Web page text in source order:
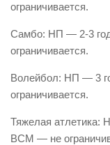
ограничивается.
Самбо: НП — 2-3
ограничивается.
Волейбол: НП — 3
ограничивается.
Тяжелая
ВСМ — не